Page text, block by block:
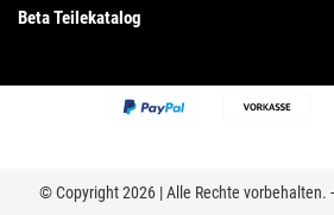
Beta Teilekatalog
© Copyright 2026 | Alle Rechte vorbehalten.